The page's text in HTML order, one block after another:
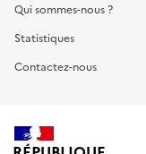
Qui sommes-nous ?
Statistiques
Contactez-nous